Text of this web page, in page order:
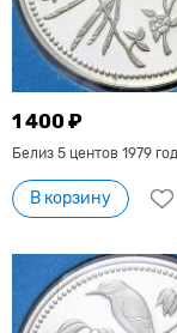
1 400 ₽
Белиз 5 центов 1979
В корзину